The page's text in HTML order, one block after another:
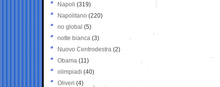
Napoli (319)
Napolitano (220)
no global (5)
notte bianca (3)
Nuovo Centrodestra (2)
Obama (11)
olimpiadi (40)
Oliveri (4)